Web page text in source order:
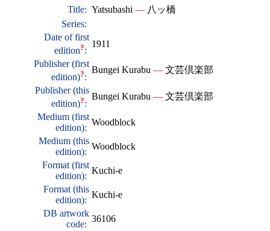
Title: Yatsubashi — 八ッ橋
Series:
Date of first
edition?:
1911
Publisher (first
edition)?:
Bungei Kurabu — 文芸倶楽部
Publisher (this
edition)?:
Bungei Kurabu — 文芸倶楽部
Medium (first
edition):
Woodblock
Medium (this
edition):
Woodblock
Format (first
edition):
Kuchi-e
Format (this
edition):
Kuchi-e
DB artwork
code:
36106